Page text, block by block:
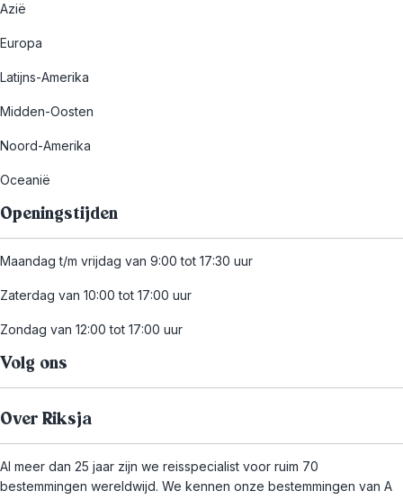
Azië
Europa
Latijns-Amerika
Midden-Oosten
Noord-Amerika
Oceanië
Openingstijden
Maandag t/m vrijdag van 9:00 tot 17:30 uur
Zaterdag van 10:00 tot 17:00 uur
Zondag van 12:00 tot 17:00 uur
Volg ons
Over Riksja
Al meer dan 25 jaar zijn we reisspecialist voor ruim 70
bestemmingen wereldwijd. We kennen onze bestemmingen van A